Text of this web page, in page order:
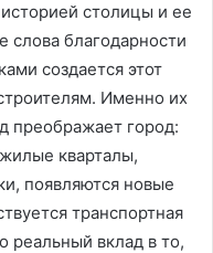
столицы и ее
благодарности
создается этот
Именно их
преображает город:
кварталы,
появляются новые
транспортная
реальный вклад в то,